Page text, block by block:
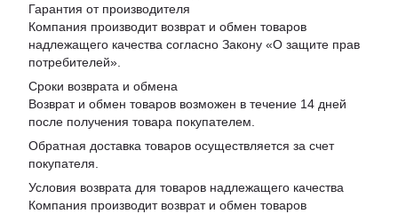
Гарантия от производителя
Компания производит возврат и обмен товаров
надлежащего качества согласно Закону «О защите прав
потребителей».
Сроки возврата и обмена
Возврат и обмен товаров возможен в течение 14 дней
после получения товара покупателем.
Обратная доставка товаров осуществляется за счет
покупателя.
Условия возврата для товаров надлежащего качества
Компания производит возврат и обмен товаров